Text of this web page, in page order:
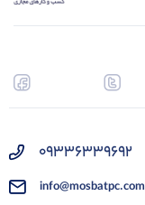
09336339692
info@mosbatpc.com